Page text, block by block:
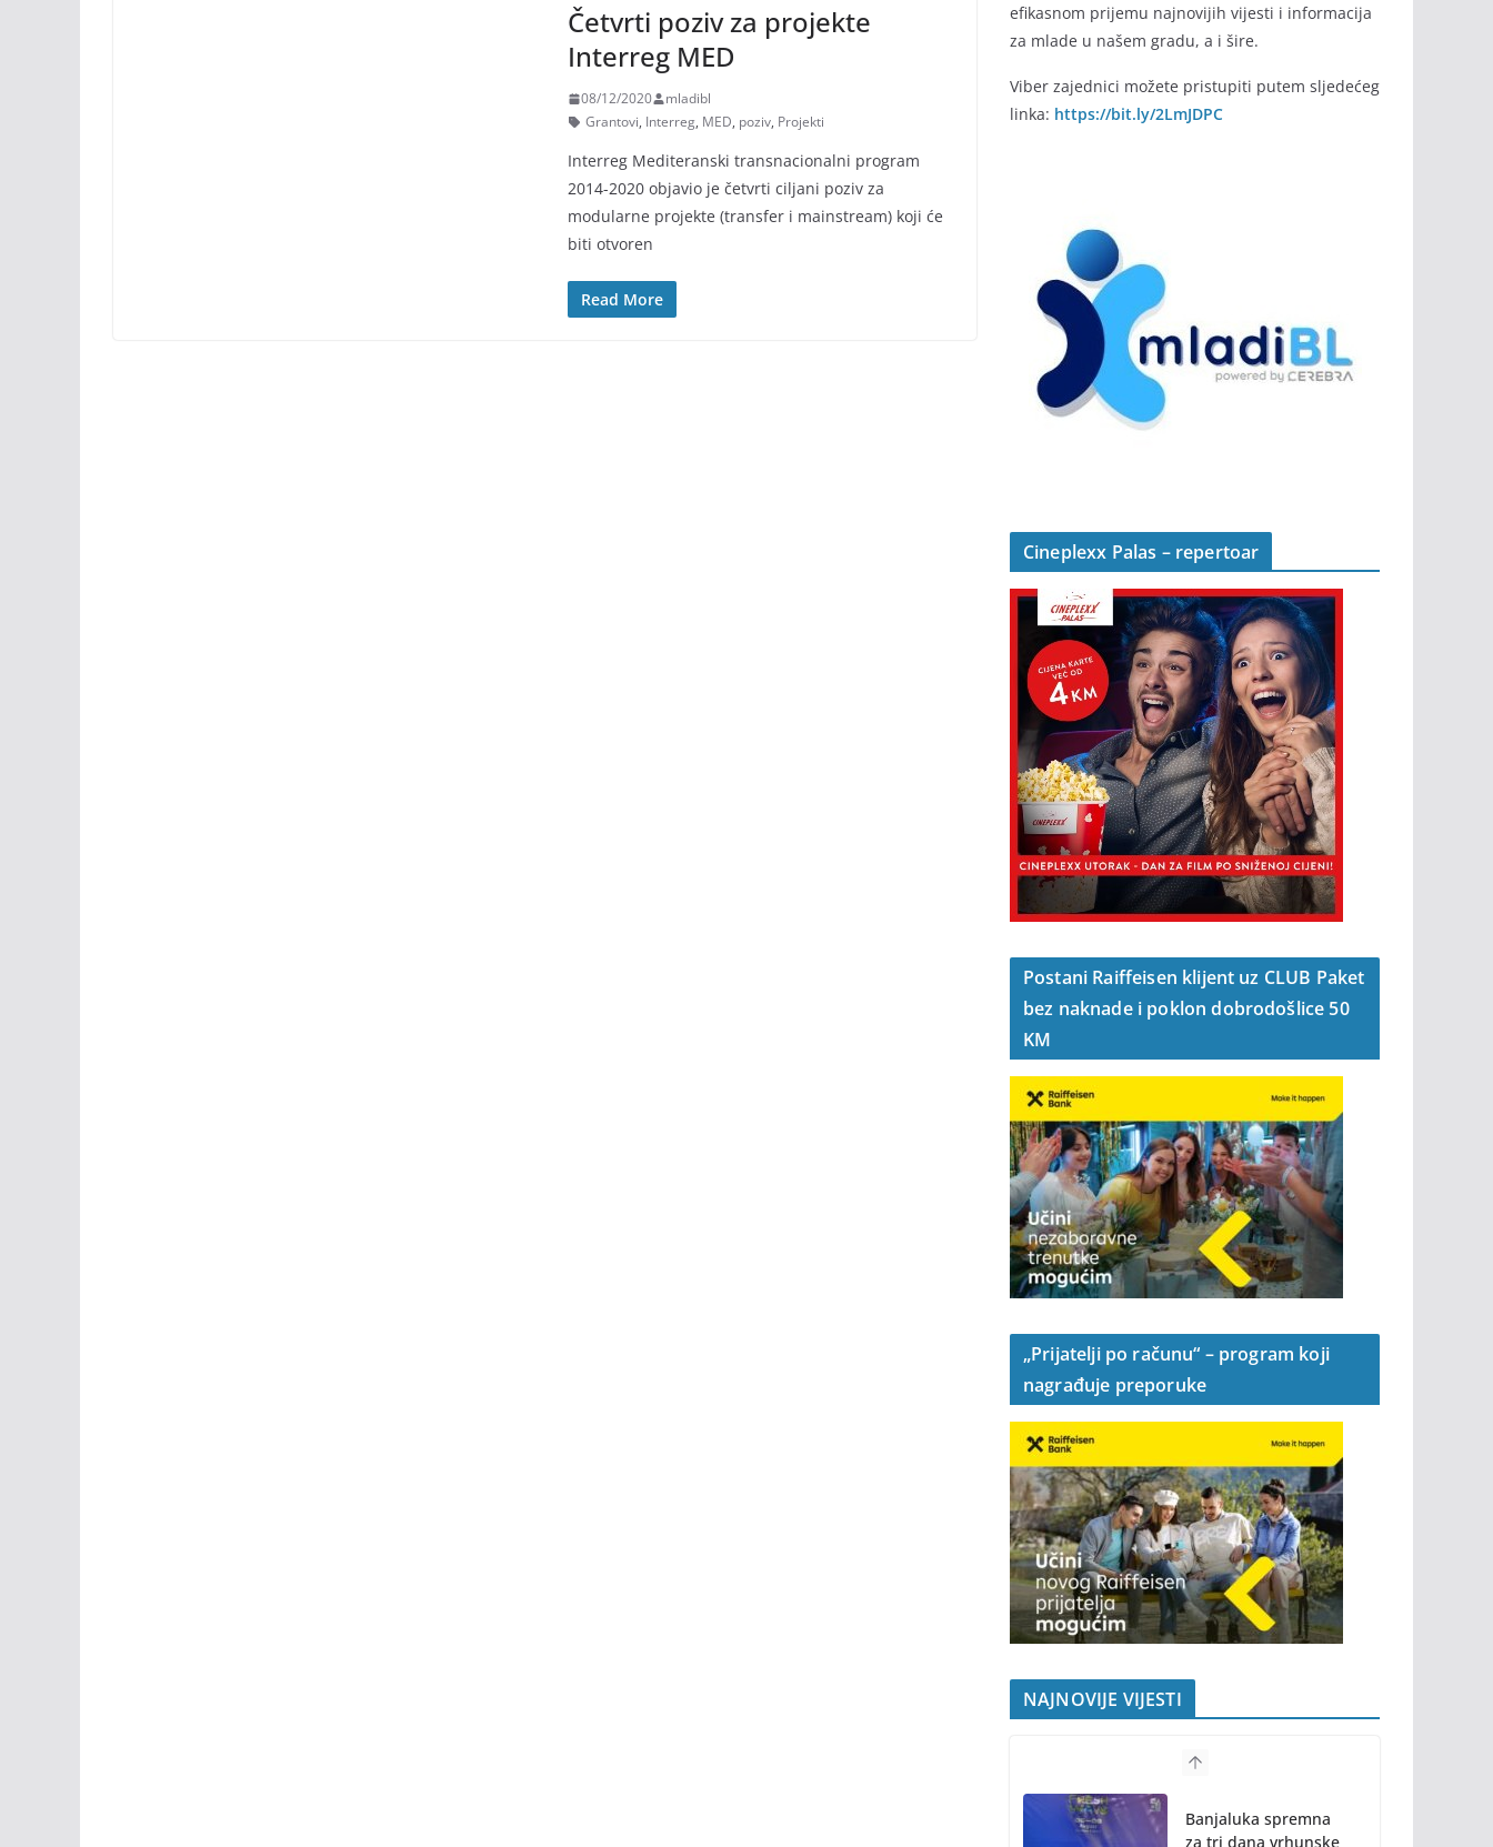
Četvrti poziv za projekte
Interreg MED
08/12/2020
mladibl
Grantovi, Interreg, MED, poziv, Projekti
Interreg Mediteranski transnacionalni program
2014-2020 objavio je četvrti ciljani poziv za
modularne projekte (transfer i mainstream) koji će
biti otvoren
Read More
efikasnom prijemu najnovijih vijesti i informacija
za mlade u našem gradu, a i šire.
Viber zajednici možete pristupiti putem sljedećeg
linka: https://bit.ly/2LmJDPC
Cineplexx Palas – repertoar
Postani Raiffeisen klijent uz CLUB Paket
bez naknade i poklon dobrodošlice 50
KM
„Prijatelji po računu“ – program koji
nagrađuje preporuke
NAJNOVIJE VIJESTI
Banjaluka spremna
za tri dana vrhunske